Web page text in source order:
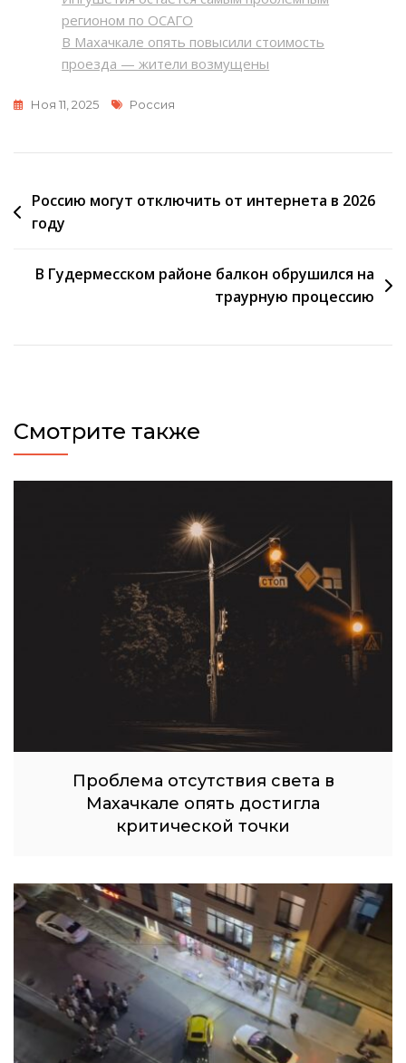
регионом по ОСАГО
В Махачкале опять повысили стоимость
проезда — жители возмущены
Ноя 11, 2025 Метки
Россия
Навигация
по
Россию могут отключить от интернета в 2026
году
В Гудермесском районе балкон обрушился на
траурную процессию
Смотрите также
Проблема отсутствия света в
Махачкале опять достигла
критической точки